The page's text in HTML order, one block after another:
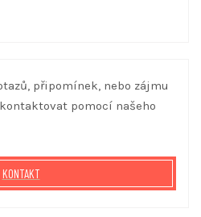
připomínek, nebo zájmu
pomocí našeho
KONTAKT